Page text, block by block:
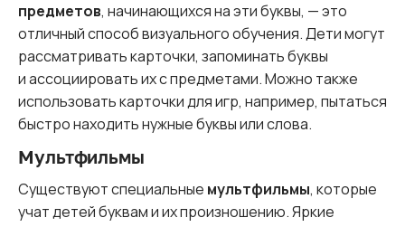
предметов, начинающихся на эти буквы, — это
отличный способ визуального обучения. Дети могут
рассматривать карточки, запоминать буквы
и ассоциировать их с предметами. Можно также
использовать карточки для игр, например, пытаться
быстро находить нужные буквы или слова.
Мультфильмы
Существуют специальные мультфильмы, которые
учат детей буквам и их произношению. Яркие